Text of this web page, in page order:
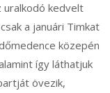
uralkodó kedvelt
a januári Timkat
közepén
így láthatjuk
övezik,